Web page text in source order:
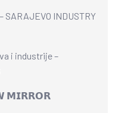
INDUSTRY
i industrije –
𝗠𝗜𝗥𝗥𝗢𝗥